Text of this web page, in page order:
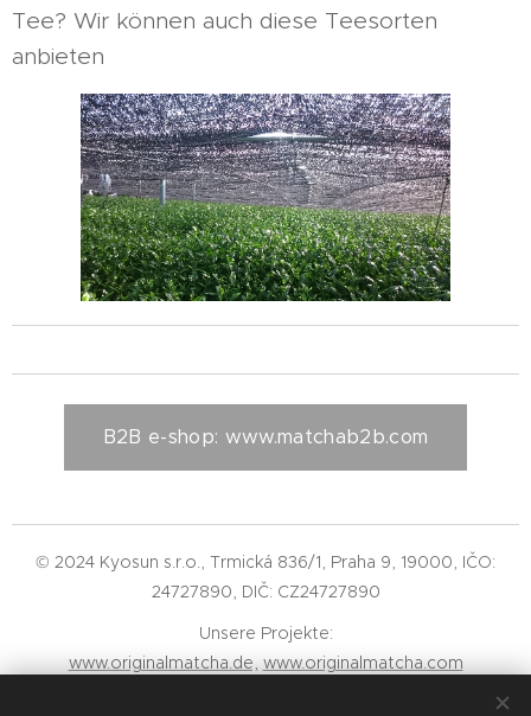
Tee? Wir können auch diese Teesorten
anbieten
B2B e-shop: www.matchab2b.com
© 2024 Kyosun s.r.o., Trmická 836/1, Praha 9, 19000, IČO:
24727890, DIČ: CZ24727890
Unsere Projekte:
www.originalmatcha.de, www.originalmatcha.com